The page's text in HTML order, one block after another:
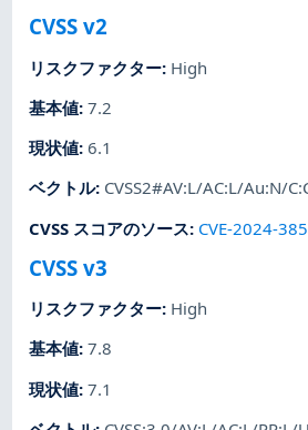
CVSS v2
リスクファクター: High
基本値:7.2
現状値:6.1
ベクトル: CVSS2#AV:L/AC:L/Au:N/
CVSS スコアのソース: CVE-2024-
CVSS v3
リスクファクター: High
基本値:7.8
現状値:7.1